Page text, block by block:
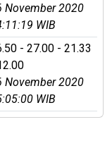
November 2020
WIB
- 27.00 - 21.33
November 2020
WIB